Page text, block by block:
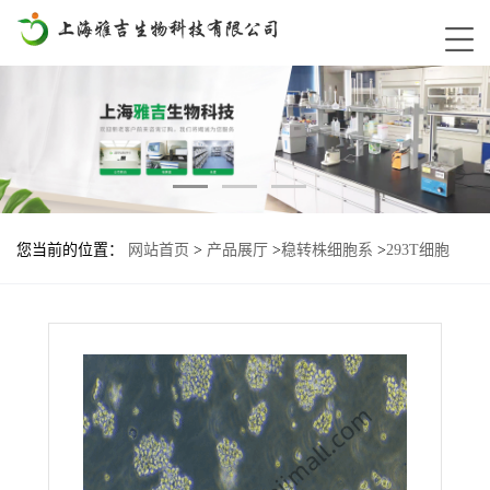
您当前的位置： 网站首页 > 产品展厅 >稳转株细胞系 >293T细胞